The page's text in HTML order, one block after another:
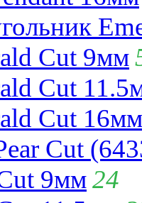
Cut 9мм
Cut
Cut 16мм
Cut
9мм24